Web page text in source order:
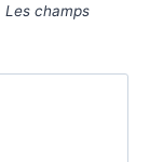
Les champs